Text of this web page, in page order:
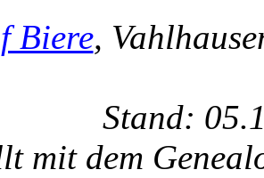
Biere,
Stand:
mit dem